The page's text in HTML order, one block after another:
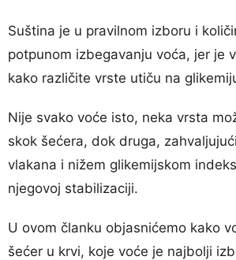
Suština je u pravilnom izboru i
potpunom izbegavanju voća, jer je
kako različite vrste utiču na
Nije svako voće isto, neka vrsta
skok šećera, dok druga,
vlakana i nižem glikemijskom
njegovoj stabilizaciji.
U ovom članku objasnićemo kako
šećer u krvi, koje voće je najbolji